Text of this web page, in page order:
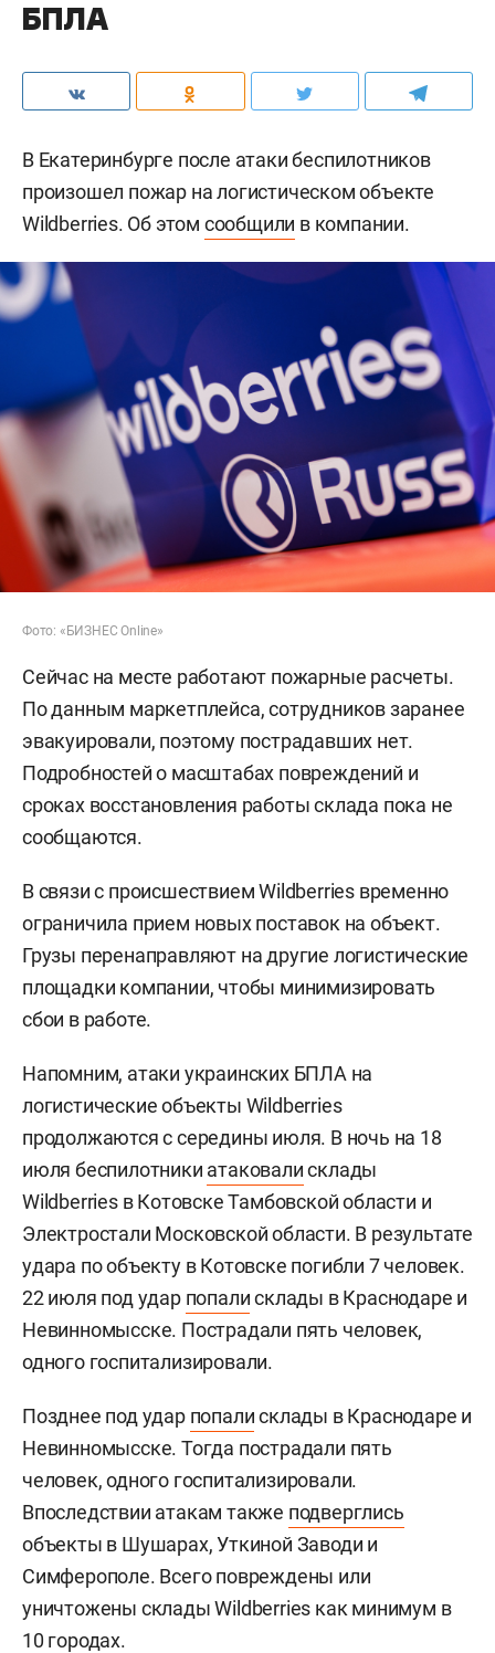
БПЛА
В Екатеринбурге после атаки беспилотников
произошел пожар на логистическом объекте
Wildberries. Об этом сообщили в компании.
Фото: «БИЗНЕС Online»
Сейчас на месте работают пожарные расчеты.
По данным маркетплейса, сотрудников заранее
эвакуировали, поэтому пострадавших нет.
Подробностей о масштабах повреждений и
сроках восстановления работы склада пока не
сообщаются.
В связи с происшествием Wildberries временно
ограничила прием новых поставок на объект.
Грузы перенаправляют на другие логистические
площадки компании, чтобы минимизировать
сбои в работе.
Напомним, атаки украинских БПЛА на
логистические объекты Wildberries
продолжаются с середины июля. В ночь на 18
июля беспилотники атаковалисклады
Wildberries в Котовске Тамбовской области и
Электростали Московской области. В результате
удара по объекту в Котовске погибли 7 человек.
22 июля под удар попалисклады в Краснодаре и
Невинномысске. Пострадали пять человек,
одного госпитализировали.
Позднее под удар попалисклады в Краснодаре и
Невинномысске. Тогда пострадали пять
человек, одного госпитализировали.
Впоследствии атакам также подверглись
объекты в Шушарах, Уткиной Заводи и
Симферополе. Всего повреждены или
уничтожены склады Wildberries как минимум в
10 городах.